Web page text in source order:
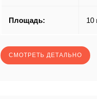
Площадь: 10
СМОТРЕТЬ ДЕТАЛЬНО